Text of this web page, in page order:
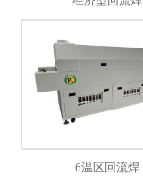
6温区回流焊